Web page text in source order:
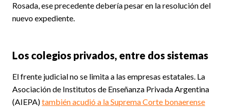
Rosada, ese precedente debería pesar en la resolución del
nuevo expediente.
Los colegios privados, entre dos sistemas
El frente judicial no se limita a las empresas estatales. La
Asociación de Institutos de Enseñanza Privada Argentina
(AIEPA)también acudió a la Suprema Corte bonaerense